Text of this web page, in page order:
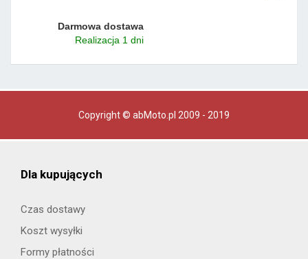
Darmowa dostawa
Realizacja 1 dni
Copyright © abMoto.pl 2009 - 2019
Dla kupujących
Czas dostawy
Koszt wysyłki
Formy płatności